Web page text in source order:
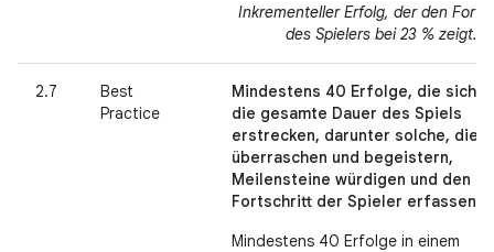
Inkrementeller Erfolg, der den
des Spielers bei 23 % zeigt.
2.7
Best
Practice
Mindestens 40 Erfolge, die sich
die gesamte Dauer des Spiels
erstrecken, darunter solche, die
überraschen und begeistern,
Meilensteine würdigen und den
Fortschritt der Spieler erfassen.
Mindestens 40 Erfolge in einem